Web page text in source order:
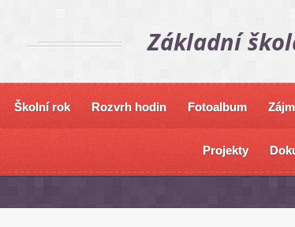
Základní
Školní rok Rozvrh hodin Fotoalbum
Projekty